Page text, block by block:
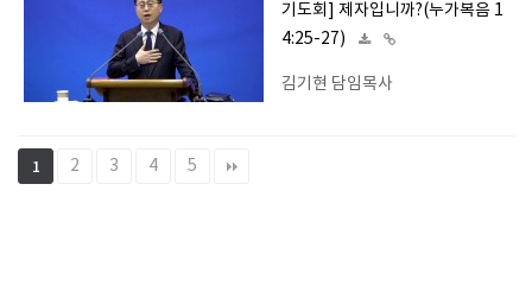
기도회] 제자입니까?(누가복음 1
4:25-27)
김기현 담임목사
1 2 3 4 5